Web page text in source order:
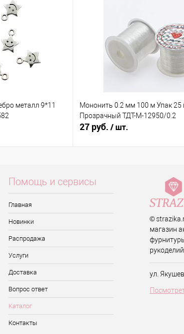
металл 9*11
Мононить 0.2 мм 100 м Упак 25
Прозрачный ТДТ-М-12950/0.2
27 руб. / шт.
Помощь и сервисы
Главная
Новинки
Распродажа
Услуги
Доставка
Вопрос ответ
Каталог
Контакты
©
магазин
ул.